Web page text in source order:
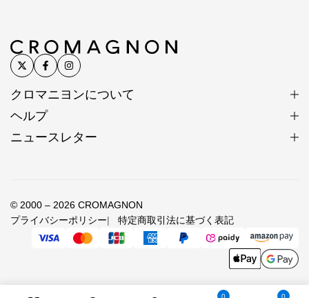
クロマニヨンについて
ヘルプ
ニュースレター
© 2000 – 2026 CROMAGNON
プライバシーポリシー
特定商取引法に基づく表記
0 0